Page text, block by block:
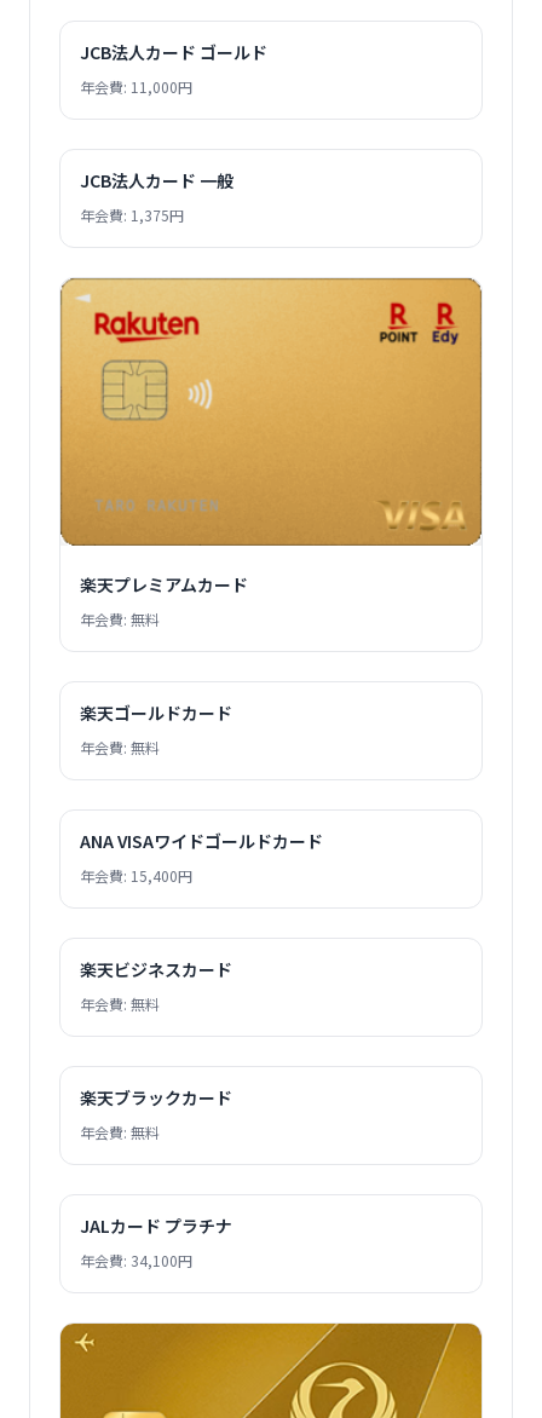
JCB法人カード ゴールド
年会費: 11,000円
JCB法人カード 一般
年会費: 1,375円
楽天プレミアムカード
年会費: 無料
楽天ゴールドカード
年会費: 無料
ANA VISAワイドゴールドカード
年会費: 15,400円
楽天ビジネスカード
年会費: 無料
楽天ブラックカード
年会費: 無料
JALカード プラチナ
年会費: 34,100円